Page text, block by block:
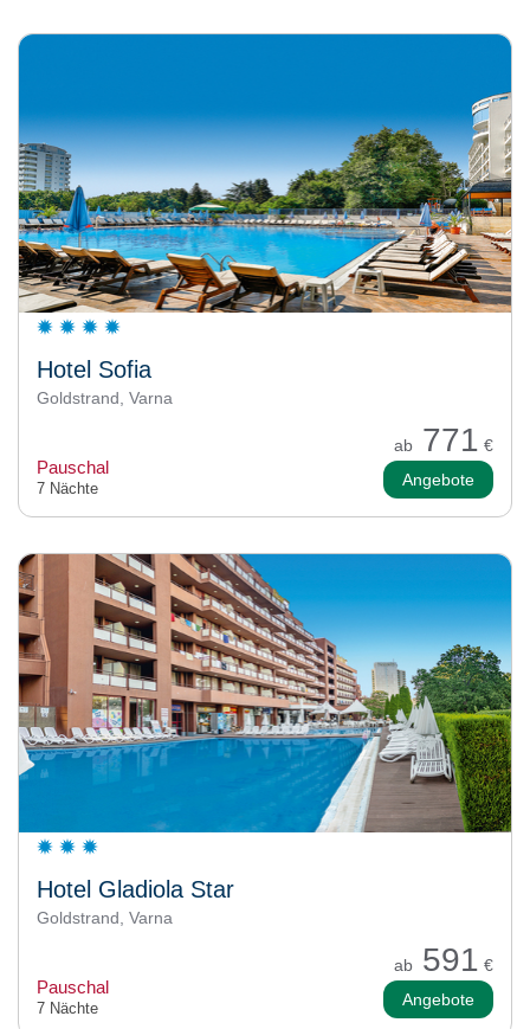
Hotel Sofia
Goldstrand, Varna
ab 771 €
Pauschal
7 Nächte Angebote
Hotel Gladiola Star
Goldstrand, Varna
ab 591 €
Pauschal
7 Nächte Angebote